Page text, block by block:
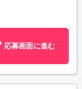
応募画面に進む